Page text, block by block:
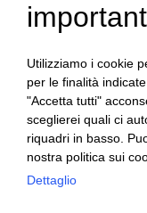
Copyright 2020©
10022
Utilizziamo i cookie
per le finalità
"Accetta tutti"
sceglierei quali ci
riquadri in basso.
nostra politica sui
Dettaglio